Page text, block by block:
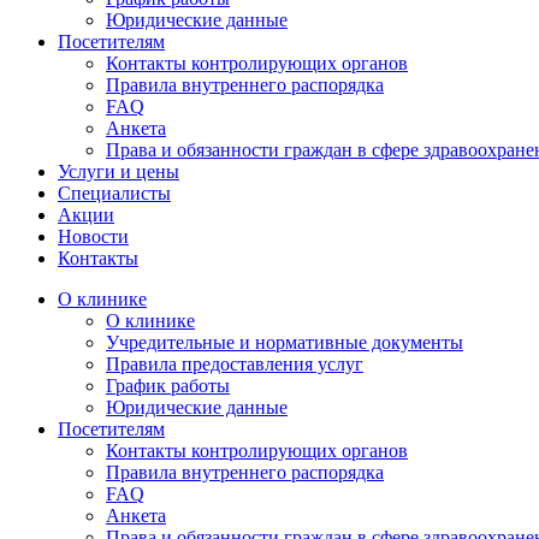
Юридические данные
Посетителям
Контакты контролирующих органов
Правила внутреннего распорядка
FAQ
Анкета
Права и обязанности граждан в сфере
Услуги и цены
Специалисты
Акции
Новости
Контакты
О клинике
О клинике
Учредительные и нормативные документы
Правила предоставления услуг
График работы
Юридические данные
Посетителям
Контакты контролирующих органов
Правила внутреннего распорядка
FAQ
Анкета